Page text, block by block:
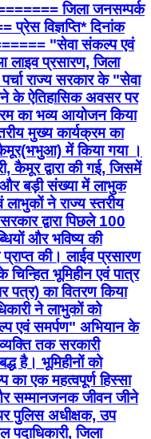
जिला जनसम्पर्क
विज्ञप्ति* दिनांक
"सेवा संकल्प एवं
प्रसारण, जिला
राज्य सरकार के "सेवा
के ऐतिहासिक अवसर पर
का भव्य आयोजन किया
मुख्य कार्यक्रम का
में किया गया ।
कैमूर द्वारा की गई, जिसमें
और बड़ी संख्या में लाभुक
ने राज्य स्तरीय
द्वारा पिछले 100
और भविष्य की
की। लाईव प्रसारण
चिन्हित भूमिहीन एवं पात्र
पत्र) का वितरण किया
ने लाभुकों को
एवं समर्पण" अभियान के
तक सरकारी
है। भूमिहीनों को
का एक महत्वपूर्ण हिस्सा
सम्मानजनक जीवन जीने
पुलिस अधीक्षक, उप
जिला